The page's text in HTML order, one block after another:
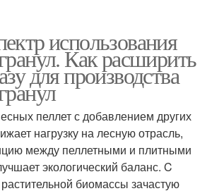
использования
Как расширить
для производства
пеллет с добавлением других
нагрузку на лесную отрасль,
между пеллетными и плитными
экологический баланс. C
биомассы зачастую